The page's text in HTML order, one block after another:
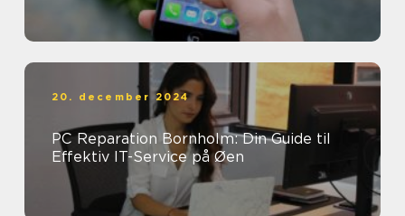
20. december 2024
PC Reparation Bornholm: Din Guide til
Effektiv IT-Service på Øen